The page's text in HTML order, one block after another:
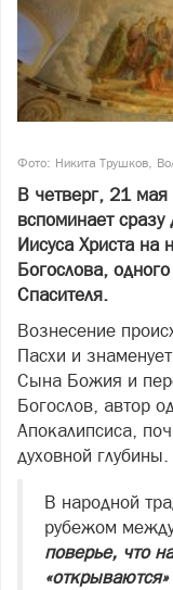
Фото: Никита Трушков,
В четверг, 21 мая
вспоминает
Иисуса Христа на
Богослова,
Спасителя.
Вознесение
Пасхи и
Сына Божия и
Богослов, автор
Апокалипсиса,
духовной глубины.
В народной
рубежом
поверье, что